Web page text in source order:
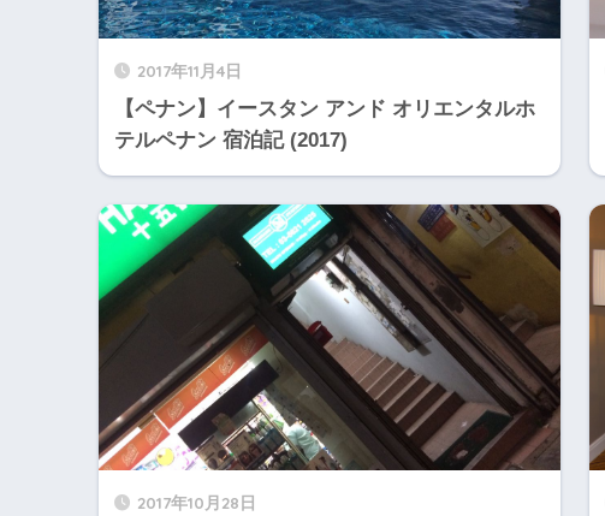
2017年11月4日
【ペナン】イースタン アンド オリエンタルホ
テルペナン 宿泊記 (2017)
2017年10月28日